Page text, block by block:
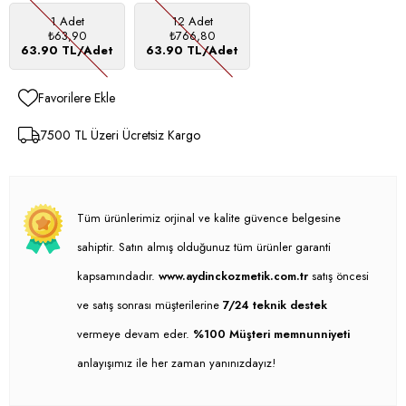
1 Adet
₺63,90
63.90 TL/Adet
12 Adet
₺766,80
63.90 TL/Adet
Favorilere Ekle
7500 TL Üzeri Ücretsiz Kargo
Tüm ürünlerimiz orjinal ve kalite güvence belgesine
sahiptir. Satın almış olduğunuz tüm ürünler garanti
kapsamındadır. www.aydinckozmetik.com.tr satış öncesi
ve satış sonrası müşterilerine 7/24 teknik destek
vermeye devam eder. %100 Müşteri memnunniyeti
anlayışımız ile her zaman yanınızdayız!